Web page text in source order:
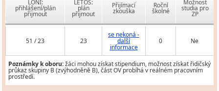
LONI:
přihlášení/plán
přijmout
LETOS:
plán
přijmout
Přijímací
zkouška
Roční
školné
Možnost
studia pro
ZP
51 / 23 23
se nekoná -
další
informace
0 Ne
Poznámky k oboru:žáci mohou získat stipendium, možnost získat řidičský
průkaz skupiny B (zvýhodněně B), část OV probíhá v reálném pracovním
prostředí.